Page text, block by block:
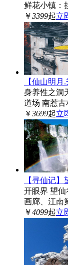
鲜花小镇：
￥3399起立
【仙山明
身养性之洞
道场 南惹古
￥3699起立
【寻仙记
开眼界 望
画廊、江南
￥4099起立